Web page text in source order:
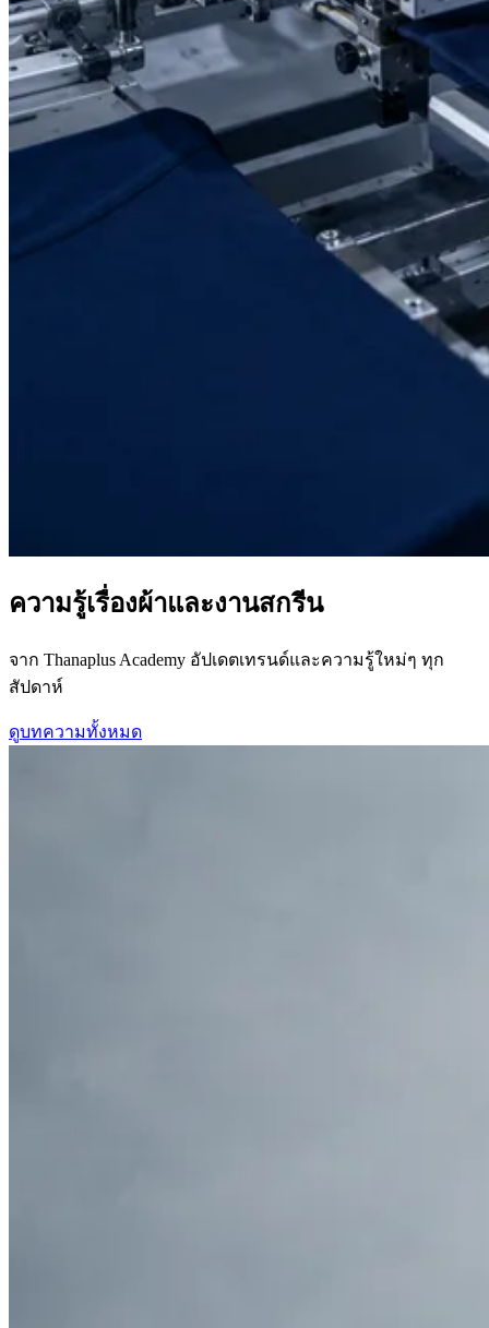
ความรู้เรื่องผ้าและงานสกรีน
จาก Thanaplus Academy อัปเดตเทรนด์และความรู้ใหม่ๆ ทุก
สัปดาห์
ดูบทความทั้งหมด